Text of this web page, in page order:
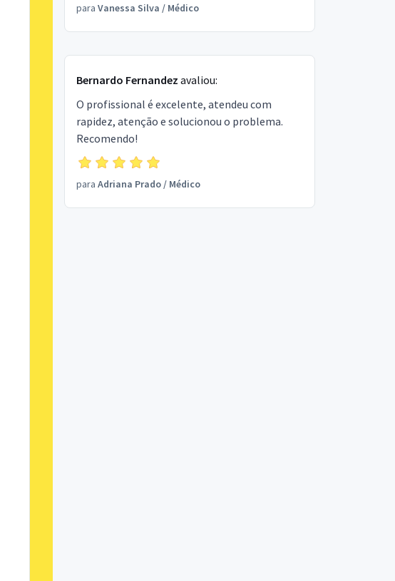
para Vanessa Silva / Médico
Bernardo Fernandez avaliou:
O profissional é excelente, atendeu com
rapidez, atenção e solucionou o problema.
Recomendo!
para Adriana Prado/ Médico